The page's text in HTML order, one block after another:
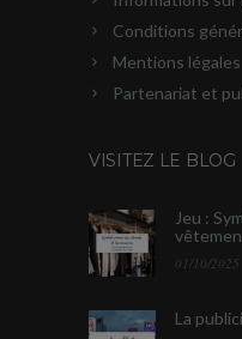
Conditions
Mentions légales
Partenariat et
VISITEZ LE BLOG
Jeu :
01/10/2025
La